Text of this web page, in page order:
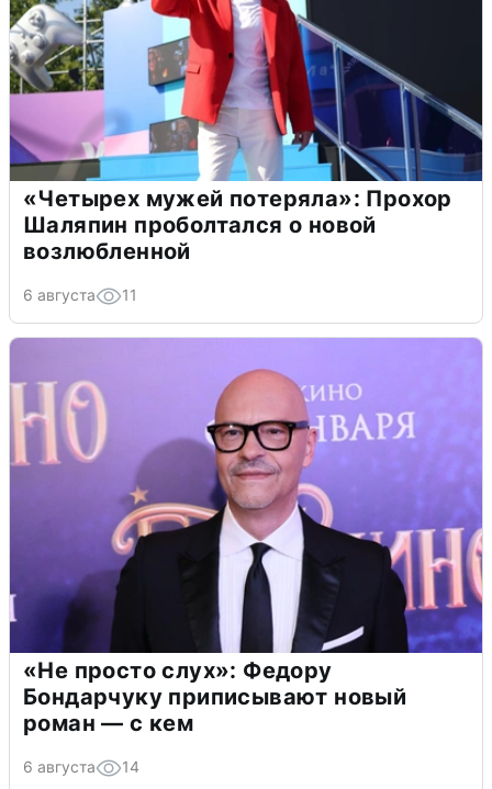
«Четырех мужей потеряла»: Прохор
Шаляпин проболтался о новой
возлюбленной
6 августа 11
«Не просто слух»: Федору
Бондарчуку приписывают новый
роман — с кем
6 августа 14